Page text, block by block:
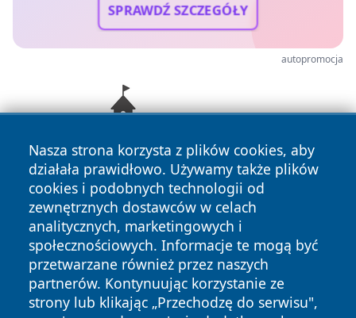
SPRAWDŹ SZCZEGÓŁY
autopromocja
Nasza strona korzysta z plików cookies, aby
działała prawidłowo. Używamy także plików
cookies i podobnych technologii od
zewnętrznych dostawców w celach
analitycznych, marketingowych i
społecznościowych. Informacje te mogą być
przetwarzane również przez naszych
partnerów. Kontynuując korzystanie ze
strony lub klikając „Przechodzę do serwisu",
Copyright © 2026 tarnowskie24.pl Wszystkie prawa
zastrzeżone.